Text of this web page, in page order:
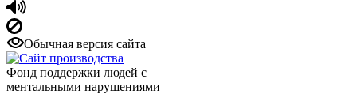
Обычная версия сайта
Фонд поддержки людей с
ментальными нарушениями